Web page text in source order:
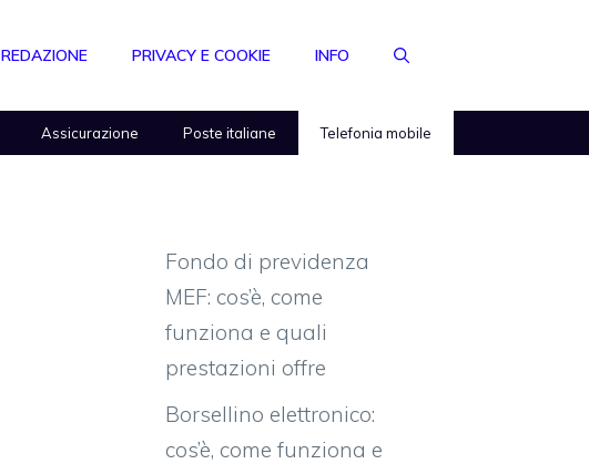
REDAZIONE PRIVACY E COOKIE INFO
Assicurazione Poste italiane Telefonia mobile
Fondo di previdenza
MEF: cos’è, come
funziona e quali
prestazioni offre
Borsellino elettronico:
cos’è, come funziona e